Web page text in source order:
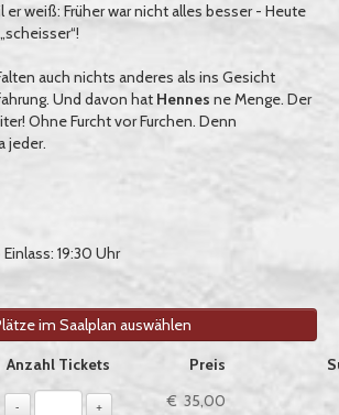
weiß: Früher war nicht alles besser - Heute
auch nichts anderes als ins Gesicht
Und davon hat Hennes ne Menge. Der
Ohne Furcht vor Furchen. Denn
jeder.
19:30 Uhr
im Saalplan auswählen
pro Preiskategorie, sofern verfügbar
Anzahl Tickets Preis
- + € 35,00